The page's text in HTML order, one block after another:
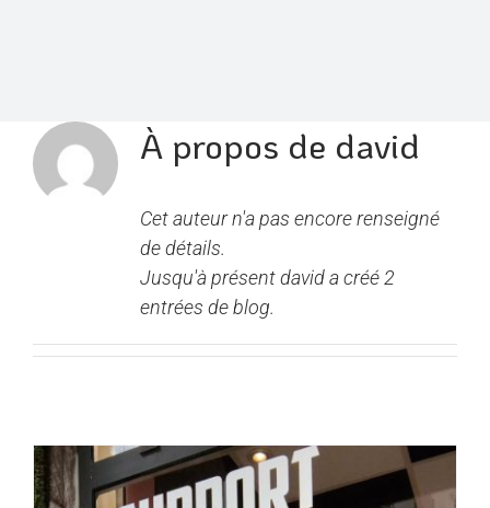
À propos de david
Cet auteur n'a pas encore renseigné
de détails.
Jusqu'à présent david a créé 2
entrées de blog.